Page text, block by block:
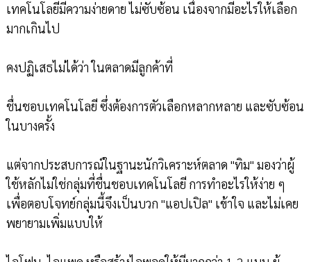
เทคโนโลยีมีความง่ายดาย ไม่ซับซ้อน เนื่องจากมีอะไรให้เลือก
มากเกินไป
คงปฏิเสธไม่ได้ว่า ในตลาดมีลูกค้าที่
ชื่นชอบเทคโนโลยี ซึ่งต้องการตัวเลือกหลากหลาย และซับซ้อน
ในบางครั้ง
แต่จากประสบการณ์ในฐานะนักวิเคราะห์ตลาด "ทิม" มองว่าผู้
ใช้หลักไม่ใช่กลุ่มที่ชื่นชอบเทคโนโลยี การทำอะไรให้ง่าย ๆ
เพื่อตอบโจทย์กลุ่มนี้จึงเป็นบวก "แอปเปิล" เข้าใจ และไม่เคย
พยายามเพิ่มแบบให้